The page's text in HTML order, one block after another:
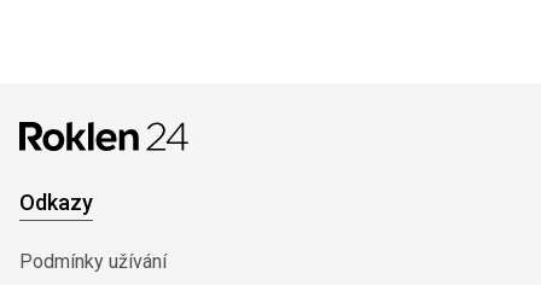
Odkazy
Podmínky užívání